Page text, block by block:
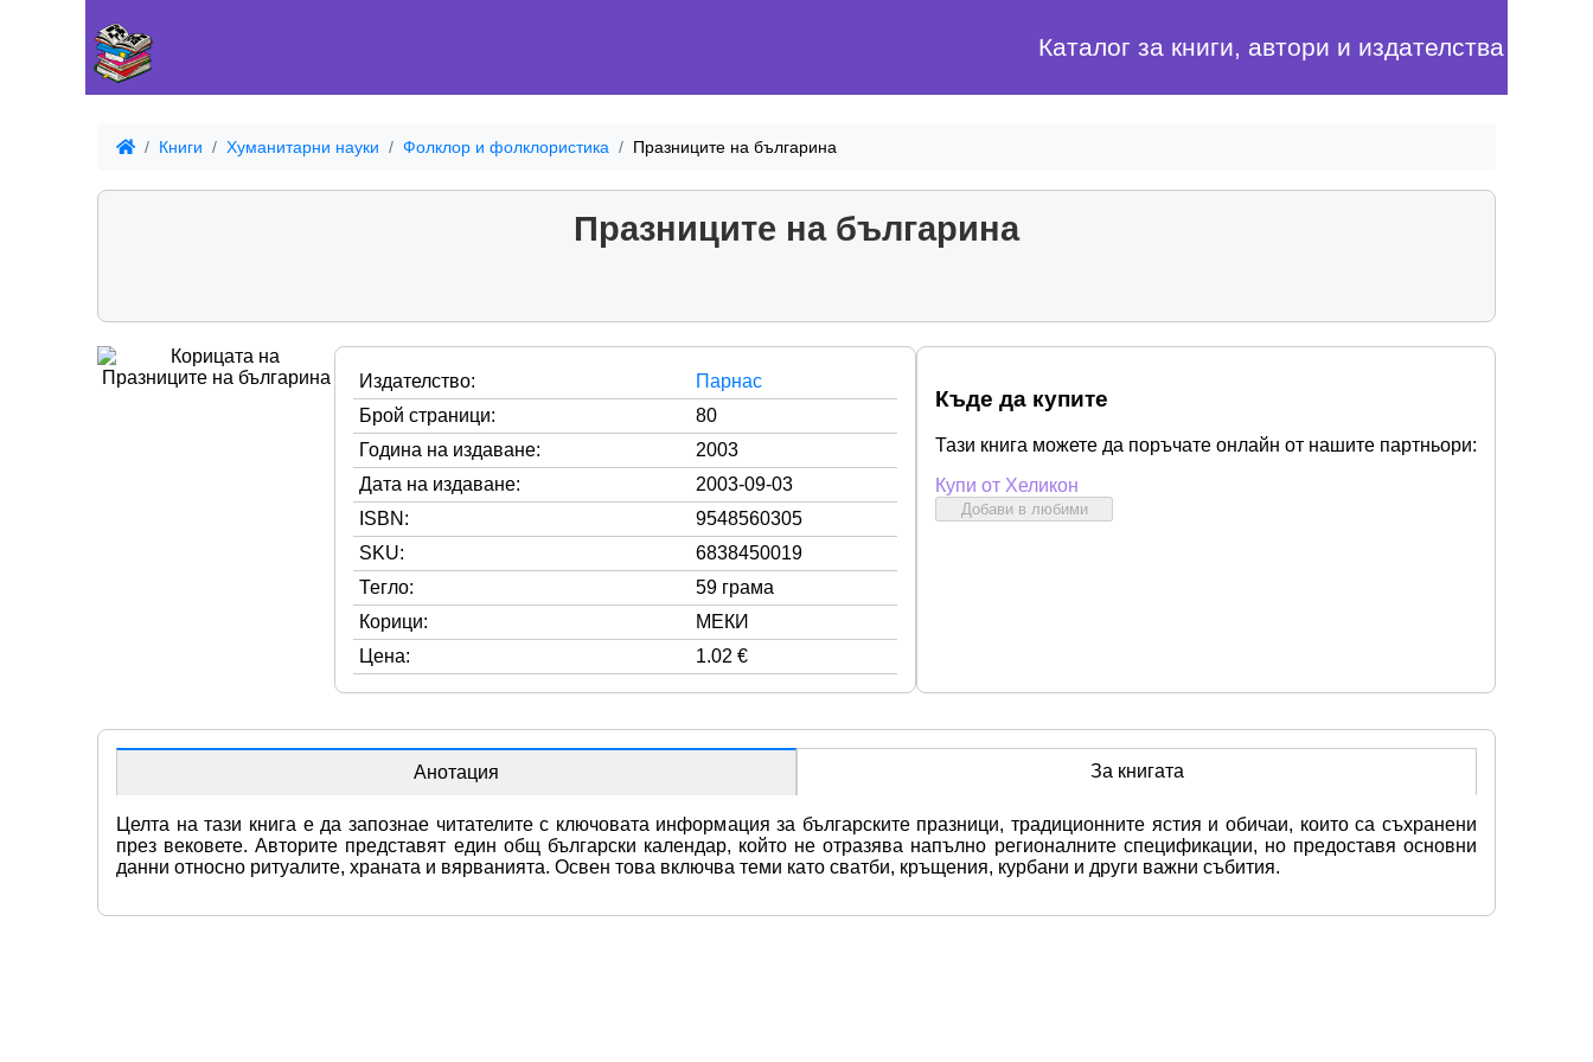
Каталог за книги, автори и издателства
Книги Хуманитарни науки Фолклор и фолклористика Празниците на българина
Празниците на българина
Издателство:
Парнас
Брой страници:
80
Година на издаване:
2003
Дата на издаване:
2003-09-03
ISBN:
9548560305
SKU:
6838450019
Тегло:
59 грама
Корици:
МЕКИ
Цена:
1.02 €
Къде да купите
Тази книга можете да поръчате онлайн от нашите партньори:
Купи от Хеликон
Добави в любими
Анотация За книгата
Целта на тази книга е да запознае читателите с ключовата информация за българските празници, традиционните ястия и обичаи, които са съхранени
през вековете. Авторите представят един общ български календар, който не отразява напълно регионалните спецификации, но предоставя основни
данни относно ритуалите, храната и вярванията. Освен това включва теми като сватби, кръщения, курбани и други важни събития.